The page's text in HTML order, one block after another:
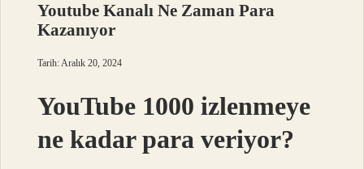
Youtube Kanalı Ne Zaman Para
Kazanıyor
Tarih: Aralık 20, 2024
YouTube 1000 izlenmeye
ne kadar para veriyor?